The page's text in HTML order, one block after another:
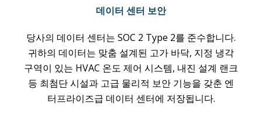
데이터 센터 보안
당사의 데이터 센터는 SOC 2 Type 2를 준수합니다.
귀하의 데이터는 맞춤 설계된 고가 바닥, 지정 냉각
구역이 있는 HVAC 온도 제어 시스템, 내진 설계 랜크
등 최첨단 시설과 고급 물리적 보안 기능을 갖춘 엔
터프라이즈급 데이터 센터에 저장됩니다.